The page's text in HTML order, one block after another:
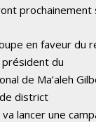
prochainement
en faveur du
président du
de Ma’aleh
district
lancer une